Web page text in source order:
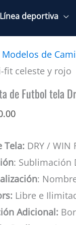
Línea deportiva
Modelos de
fit celeste y rojo
de Futbol tela
Tela: DRY / WIN
: Sublimación
:
Libre e
Adicional: